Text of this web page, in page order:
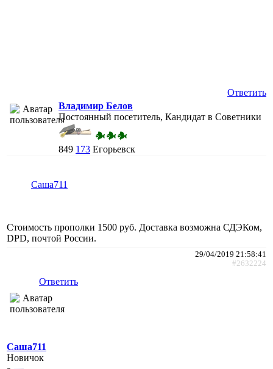
Ответить
Владимир Белов
Постоянный посетитель, Кандидат в Советники
849 173 Егорьевск
Саша711
Стоимость прополки 1500 руб. Доставка возможна СДЭКом,
DPD, почтой России.
29/04/2019 21:58:41
#2632224
Ответить
Саша711
Новичок